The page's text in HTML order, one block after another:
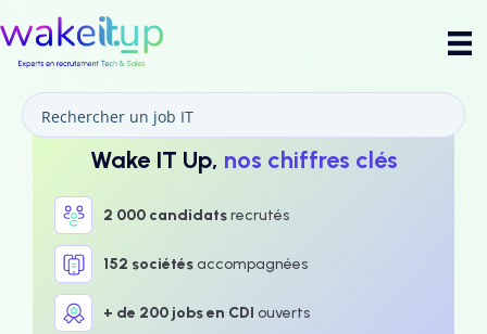
Wake IT Up, nos chiffres clés
2 000 candidatsrecrutés
152 sociétésaccompagnées
+ de 200 jobs en CDI ouverts